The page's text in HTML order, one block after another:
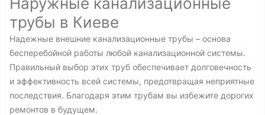
трубы в Киеве
Надежные внешние канализационные трубы – основа
бесперебойной работы любой канализационной системы.
Правильный выбор этих труб обеспечивает долговечность
и эффективность всей системы, предотвращая неприятные
последствия. Благодаря этим трубам вы избежите дорогих
ремонтов в будущем.